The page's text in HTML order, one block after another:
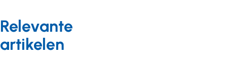
Relevante
artikelen